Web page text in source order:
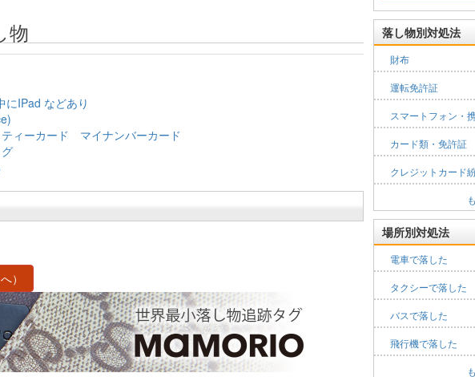
落し物別対処法
財布
運転免許証
スマートフォン・
カード類・免許証
クレジットカード
場所別対処法
電車で落した
タクシーで落した
バスで落した
飛行機で落した
物
にIPad などあり
ーカード マイナンバーカード
）